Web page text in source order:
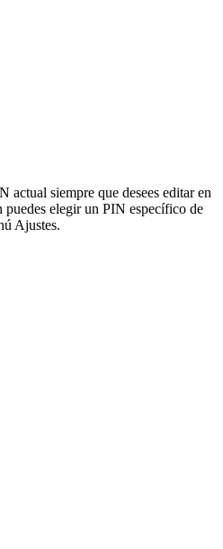
actual siempre que desees editar en
puedes elegir un PIN específico de
Ajustes.